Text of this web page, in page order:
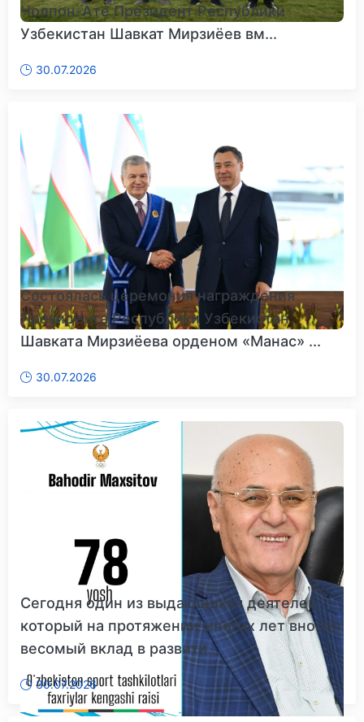
Чолпон-Ате Президент Республики
Узбекистан Шавкат Мирзиёев вм...
30.07.2026
Состоялась церемония награждения
Президента Республики Узбекистан
Шавката Мирзиёева орденом «Манас» ...
30.07.2026
Сегодня один из выдающихся деятелей,
который на протяжении многих лет вносил
весомый вклад в развити...
30.07.2026